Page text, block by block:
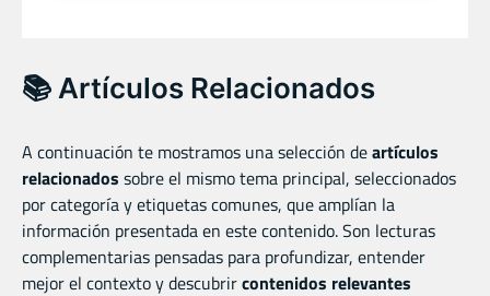
📚 Artículos Relacionados
A continuación te mostramos una selección deartículos
relacionados sobre el mismo tema principal, seleccionados
por categoría y etiquetas comunes, que amplían la
información presentada en este contenido. Son lecturas
complementarias pensadas para profundizar, entender
mejor el contexto y descubrircontenidos relevantes